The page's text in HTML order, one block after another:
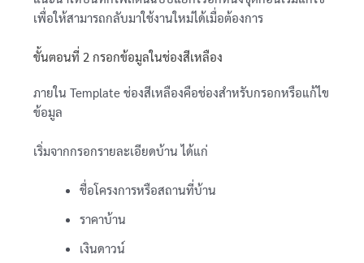
เพื่อให้สามารถกลับมาใช้งานใหม่ได้เมื่อต้องการ
ขั้นตอนที่ 2 กรอกข้อมูลในช่องสีเหลือง
ภายใน Template ช่องสีเหลืองคือช่องสำหรับกรอกหรือแก้ไข
ข้อมูล
เริ่มจากกรอกรายละเอียดบ้าน ได้แก่
ชื่อโครงการหรือสถานที่บ้าน
ราคาบ้าน
เงินดาวน์